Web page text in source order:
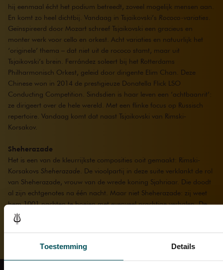
Toestemming Details
hij eenmaal écht het podium betreedt, zoveel mogelijk mensen aan.
En komt zo heel dichtbij. Vandaag in Tsjaikovski’s Rococo-variaties
Geïnspireerd door Mozart schreef Tsjaikovski een gracieus en
monter werk voor cello en orkest. Acht variaties en natuurlijk het
‘originele’ thema – dat niet uit de rococo stamt, maar uit
Tsjaikovski’s brein. Ferrández soleert bij het Rotterdams
Philharmonisch Orkest, geleid door dirigente Elim Chan. Deze
Chinese won in 2014 de prestigieuze Donatella Flick LSO
Conducting Competition. Sindsdien is haar leven een ‘achtbaanrit’:
ze dirigeert over de hele wereld. Met een flinke focus op Russisch
repertoire. Vandaag komt dat naast Tsjaikovski van Rimski-
Korsakov.
Sheherazade
Het is een van de kleurrijkste composities ooit gemaakt: Rimski-
Korsakovs Sheherazade . De vioolpartij in deze suite verklankt de rol
van Sheherazade, vrouw van de wrede koning Sjahriaar. Die doodt
al zijn echtgenotes na één nacht. Maar niet Sheherazade: zij weet
hem 1001 nachten te boeien met evenveel prachtige verhalen. De
oriëntaals getinte sprookjesmuziek groeide uit tot Rimski-Korsakovs
populairste werk.